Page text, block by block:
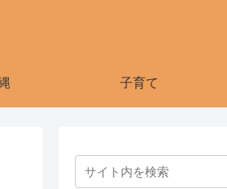
子育て